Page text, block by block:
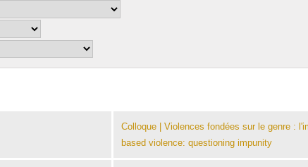
Colloque | Violences fondées sur le genre :
based violence: questioning impunity